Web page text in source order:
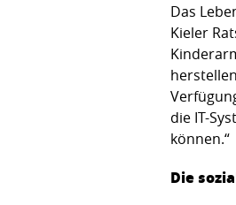
Das
Kieler
die IT-
können.“
Die